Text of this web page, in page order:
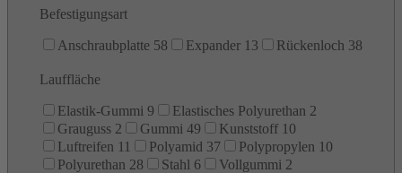
Befestigungsart
Anschraubplatte 58 Expander 13 Rückenloch 38
Lauffläche
Elastik-Gummi 9 Elastisches Polyurethan 2
Grauguss 2 Gummi 49 Kunststoff 10
Luftreifen 11 Polyamid 37 Polypropylen 10
Polyurethan 28 Stahl 6 Vollgummi 2